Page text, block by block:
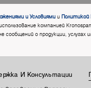
и Условиямии Политикой
компанией
сообщений о продукции, услугах
И Консультации